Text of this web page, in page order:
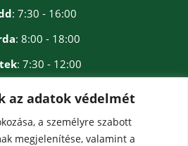
az adatok védelmét
a személyre szabott
megjelenítése, valamint a
: 7:30 - 16:00
: 8:00 - 18:00
: 7:30 - 12:00